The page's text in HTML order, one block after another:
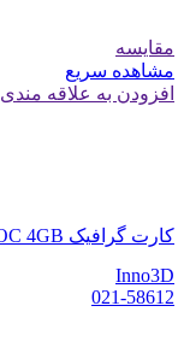
مقایسه
مشاهده سریع
افزودن به علاقه مندی
کارت گرافیک INNO3D GTX 1650 TWIN X2 OC 4GB
Inno3D
021-58612